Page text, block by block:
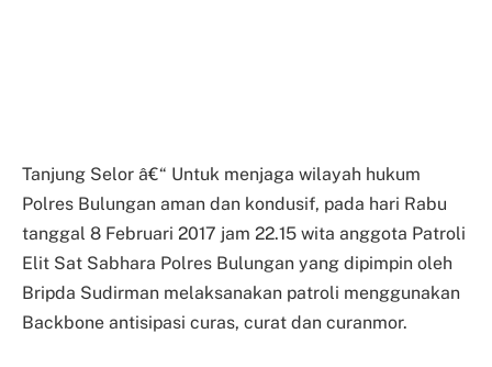
Tanjung Selor â€“ Untuk menjaga wilayah hukum
Polres Bulungan aman dan kondusif, pada hari Rabu
tanggal 8 Februari 2017 jam 22.15 wita anggota Patroli
Elit Sat Sabhara Polres Bulungan yang dipimpin oleh
Bripda Sudirman melaksanakan patroli menggunakan
Backbone antisipasi curas, curat dan curanmor.